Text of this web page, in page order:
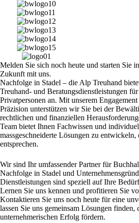
Melden Sie sich noch heute und starten Sie
Zukunft mit uns.
Nachfolge in Stadel – die Alp Treuhand
Treuhand- und Beratungsdienstleistungen
Privatpersonen an. Mit unserem
Präzision unterstützen wir Sie bei der
rechtlichen und finanziellen
Team bietet Ihnen Fachwissen und
massgeschneiderte Lösungen zu
entsprechen.
Wir sind Ihr umfassender Partner für
Nachfolge in Stadel und
Dienstleistungen sind speziell auf Ihre
Lernen Sie uns kennen und profitieren Sie
Kontaktieren Sie uns noch heute für eine
lassen Sie uns gemeinsam Lösungen finden,
unternehmerischen Erfolg fördern.